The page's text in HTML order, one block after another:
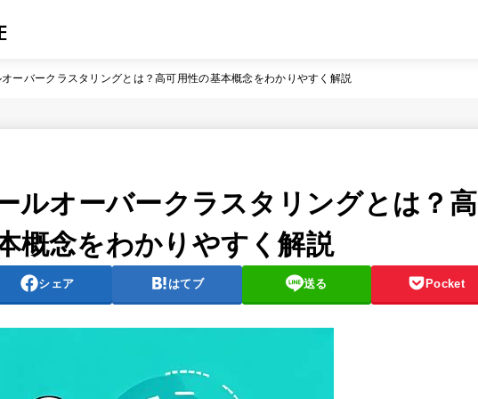
ーバークラスタリングとは？高可用性の基本概念をわかりやすく解説
ルオーバークラスタリングとは？高
概念をわかりやすく解説
シェア はてブ 送る Pocket